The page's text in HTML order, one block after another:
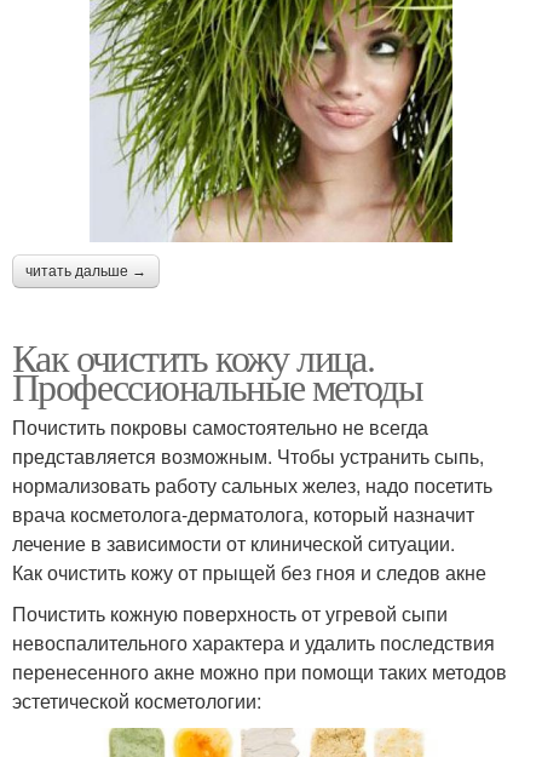
читать дальше →
Как очистить кожу лица.
Профессиональные методы
Почистить покровы самостоятельно не всегда
представляется возможным. Чтобы устранить сыпь,
нормализовать работу сальных желез, надо посетить
врача косметолога-дерматолога, который назначит
лечение в зависимости от клинической ситуации.
Как очистить кожу от прыщей без гноя и следов акне
Почистить кожную поверхность от угревой сыпи
невоспалительного характера и удалить последствия
перенесенного акне можно при помощи таких методов
эстетической косметологии: